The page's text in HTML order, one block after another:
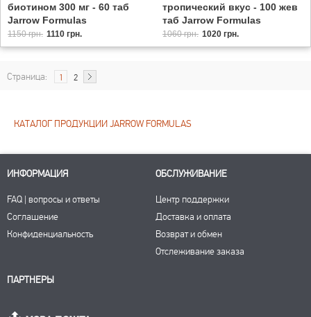
биотином 300 мг - 60 таб
Jarrow Formulas
1150 грн. 1110 грн.
тропический вкус - 100 жев
таб Jarrow Formulas
1060 грн. 1020 грн.
Страница: 1 2
КАТАЛОГ ПРОДУКЦИИ JARROW FORMULAS
ИНФОРМАЦИЯ
FAQ | вопросы и ответы
Соглашение
Конфиденциальность
ОБСЛУЖИВАНИЕ
Центр поддержки
Доставка и оплата
Возврат и обмен
Отслеживание заказа
ПАРТНЕРЫ